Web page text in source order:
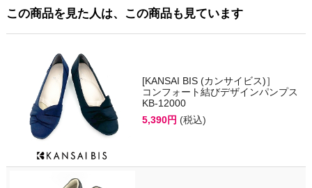
この商品を見た人は、この商品も見ています
[KANSAI BIS (カンサイビス)］
コンフォート結びデザインパンプス
KB-12000
5,390円 (税込)